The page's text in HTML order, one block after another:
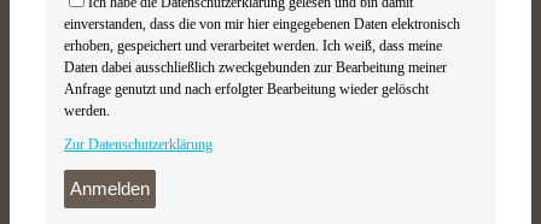
einverstanden, dass die von mir hier eingegebenen Daten elektronisch
erhoben, gespeichert und verarbeitet werden. Ich weiß, dass meine
Daten dabei ausschließlich zweckgebunden zur Bearbeitung meiner
Anfrage genutzt und nach erfolgter Bearbeitung wieder gelöscht
werden.
Zur Datenschutzerklärung
Anmelden